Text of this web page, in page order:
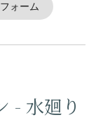
ォーム
- 水廻り